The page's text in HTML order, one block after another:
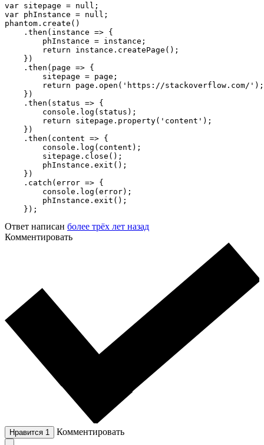
var sitepage = null;
var phInstance = null;
phantom.create()
    .then(instance => {
        phInstance = instance;
        return instance.createPage();
    })
    .then(page => {
        sitepage = page;
        return page.open('https://stackoverflow.com/');
    })
    .then(status => {
        console.log(status);
        return sitepage.property('content');
    })
    .then(content => {
        console.log(content);
        sitepage.close();
        phInstance.exit();
    })
    .catch(error => {
        console.log(error);
        phInstance.exit();
    });
Ответ написан более трёх лет назад
Комментировать
Нравится 1 Комментировать